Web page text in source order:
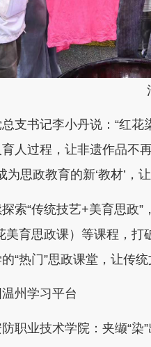
活
书记李小丹说：“红花
人过程，让非遗作品不
为思政教育的新‘教材’
“传统技艺+美育思政”
美育思政课）等课程，
“热门”思政课堂，让传
州学习平台
业技术学院：夹缬“染”